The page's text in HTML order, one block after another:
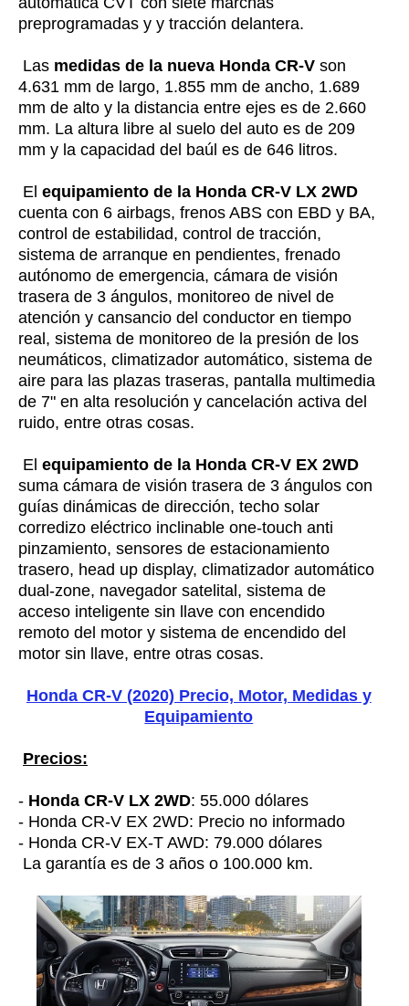
preprogramadas y y tracción delantera.
Las medidas de la nueva Honda CR-V son
4.631 mm de largo, 1.855 mm de ancho, 1.689
mm de alto y la distancia entre ejes es de 2.660
mm. La altura libre al suelo del auto es de 209
mm y la capacidad del baúl es de 646 litros.
El equipamiento de la Honda CR-V LX 2WD
cuenta con 6 airbags, frenos ABS con EBD y BA,
control de estabilidad, control de tracción,
sistema de arranque en pendientes, frenado
autónomo de emergencia, cámara de visión
trasera de 3 ángulos, monitoreo de nivel de
atención y cansancio del conductor en tiempo
real, sistema de monitoreo de la presión de los
neumáticos, climatizador automático, sistema de
aire para las plazas traseras, pantalla multimedia
de 7" en alta resolución y cancelación activa del
ruido, entre otras cosas.
El equipamiento de la Honda CR-V EX 2WD
suma cámara de visión trasera de 3 ángulos con
guías dinámicas de dirección, techo solar
corredizo eléctrico inclinable one-touch anti
pinzamiento, sensores de estacionamiento
trasero, head up display, climatizador automático
dual-zone, navegador satelital, sistema de
acceso inteligente sin llave con encendido
remoto del motor y sistema de encendido del
motor sin llave, entre otras cosas.
Honda CR-V (2020) Precio, Motor, Medidas y
Equipamiento
Precios:
- Honda CR-V LX 2WD: 55.000 dólares
- Honda CR-V EX 2WD: Precio no informado
- Honda CR-V EX-T AWD: 79.000 dólares
La garantía es de 3 años o 100.000 km.